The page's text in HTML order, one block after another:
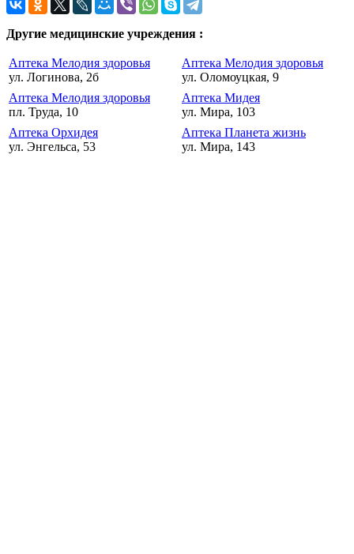
Другие медицинские учреждения :
Аптека Мелодия здоровья
ул. Логинова, 2б
Аптека Мелодия здоровья
ул. Оломоуцкая, 9
Аптека Мелодия здоровья
пл. Труда, 10
Аптека Мидея
ул. Мира, 103
Аптека Орхидея
ул. Энгельса, 53
Аптека Планета жизнь
ул. Мира, 143